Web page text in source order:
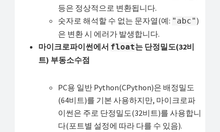
등은 정상적으로 변환됩니다.
숫자로 해석할 수 없는 문자열(예: "abc" )
은 변환 시 에러가 발생합니다.
마이크로파이썬에서 float는 단정밀도(32비
트) 부동소수점
PC용 일반 Python(CPython)은 배정밀도
(64비트)를 기본 사용하지만, 마이크로파
이썬은 주로 단정밀도(32비트)를 사용합니
다(포트별 설정에 따라 다를 수 있음).